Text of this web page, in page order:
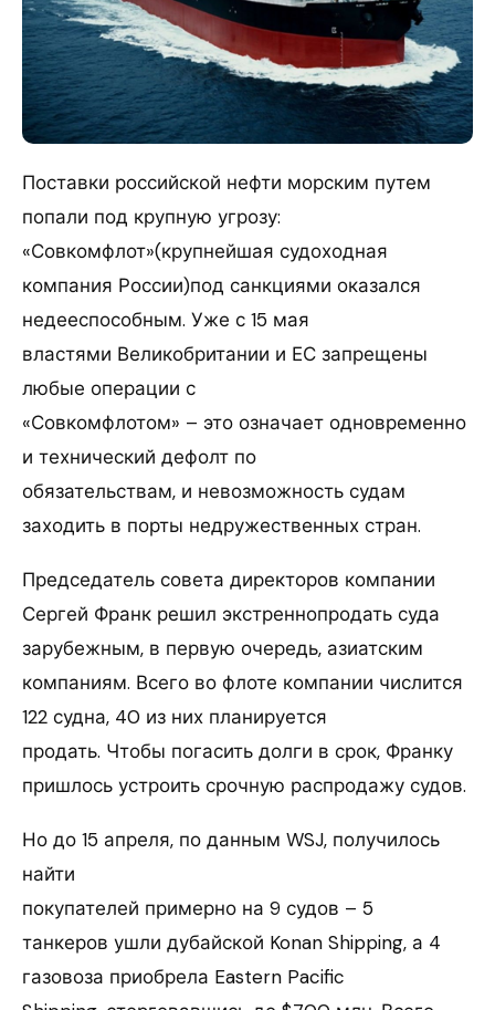
Поставки российской нефти морским путем
попали под крупную угрозу:
«Совкомфлот»(крупнейшая судоходная
компания России)под санкциями оказался
недееспособным. Уже с 15 мая
властями Великобритании и ЕС запрещены
любые операции с
«Совкомфлотом» – это означает одновременно
и технический дефолт по
обязательствам, и невозможность судам
заходить в порты недружественных стран.
Председатель совета директоров компании
Сергей Франк решил экстреннопродать суда
зарубежным, в первую очередь, азиатским
компаниям. Всего во флоте компании числится
122 судна, 40 из них планируется
продать. Чтобы погасить долги в срок, Франку
пришлось устроить срочную распродажу судов.
Но до 15 апреля, по данным WSJ, получилось
найти
покупателей примерно на 9 судов – 5
танкеров ушли дубайской Konan Shipping, а 4
газовоза приобрела Eastern Pacific